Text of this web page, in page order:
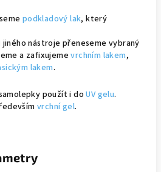
podkladový lak, který
jiného nástroje přeneseme vybraný
a zafixujemevrchním lakem,
lakem.
použít i doUV gelu.
vrchní gel.